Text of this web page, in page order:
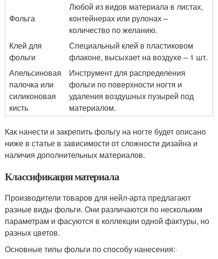
Фольга
Любой из видов материала в листах,
контейнерах или рулонах –
количество по желанию.
Клей для
фольги
Специальный клей в пластиковом
флаконе, высыхает на воздухе – 1 шт.
Апельсиновая
палочка или
силиконовая
кисть
Инструмент для распределения
фольги по поверхности ногтя и
удаления воздушных пузырей под
материалом.
Как нанести и закрепить фольгу на ногте будет описано
ниже в статье в зависимости от сложности дизайна и
наличия дополнительных материалов.
Классификация материала
Производители товаров для нейл-арта предлагают
разные виды фольги. Они различаются по нескольким
параметрам и фасуются в коллекции одной фактуры, но
разных цветов.
Основные типы фольги по способу нанесения:·